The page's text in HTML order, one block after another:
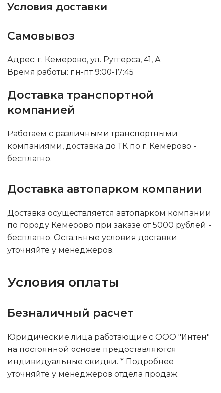
Условия доставки
Самовывоз
Адрес: г. Кемерово, ул. Рутгерса, 41, А
Время работы: пн-пт 9:00-17:45
Доставка транспортной
компанией
Работаем с различными транспортными
компаниями, доставка до ТК по г. Кемерово -
бесплатно.
Доставка автопарком компании
Доставка осуществляется автопарком компании
по городу Кемерово при заказе от 5000 рублей -
бесплатно. Остальные условия доставки
уточняйте у менеджеров.
Условия оплаты
Безналичный расчет
Юридические лица работающие с ООО "Интен"
на постоянной основе предоставляются
индивидуальные скидки. * Подробнее
уточняйте у менеджеров отдела продаж.